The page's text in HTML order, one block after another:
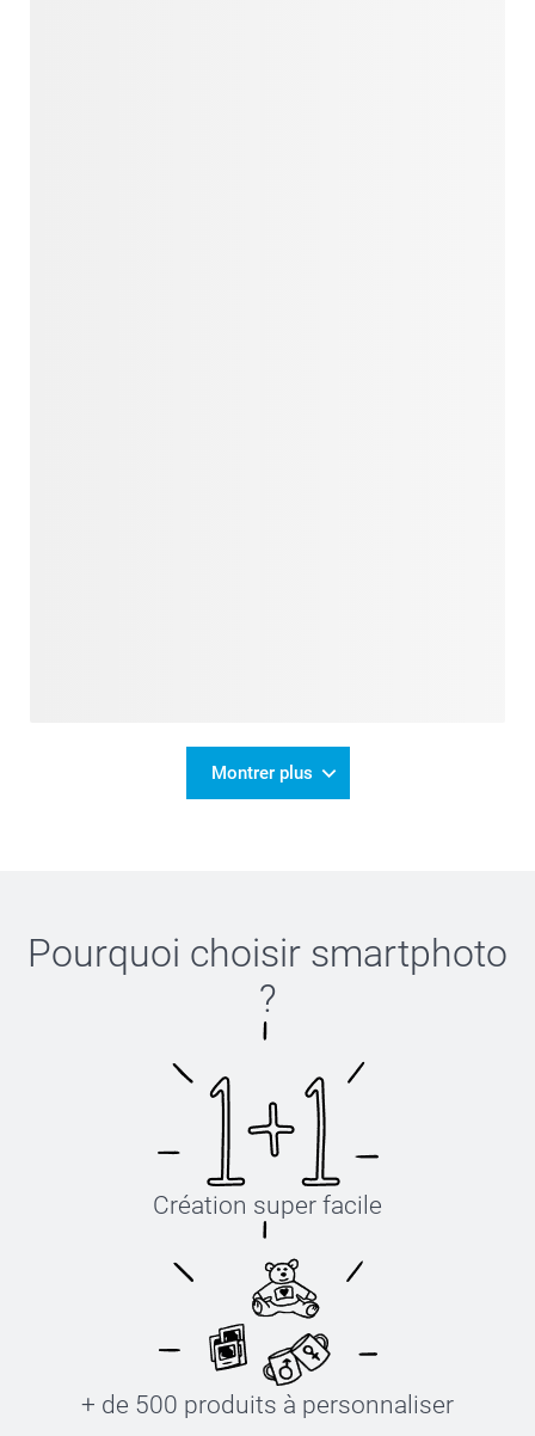
Montrer plus
Pourquoi choisir smartphoto
?
Création super facile
+ de 500 produits à personnaliser